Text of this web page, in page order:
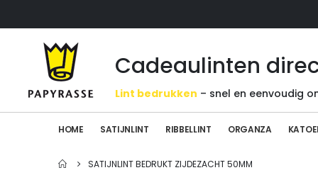
Cadeaulinten
Lint bedrukken – snel en eenvoudig
HOME SATIJNLINT RIBBELLINT ORGANZA
SATIJNLINT BEDRUKT ZIJDEZACHT 50MM